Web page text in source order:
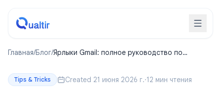
Главная/Блог/Ярлыки Gmail: полное руководство по
Tips & Tricks Created 21 июня 2026 г.·12 мин чтения